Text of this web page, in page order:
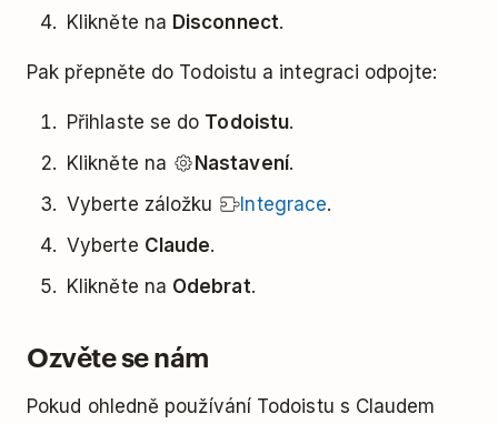
Klikněte na Disconnect.
Pak přepněte do Todoistu a integraci odpojte:
Přihlaste se do Todoistu.
Klikněte na
Nastavení.
Vyberte záložku
Integrace.
Vyberte Claude.
Klikněte na Odebrat.
Ozvěte se nám
Pokud ohledně používání Todoistu s Claudem